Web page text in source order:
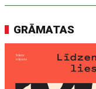
GRĀMATAS